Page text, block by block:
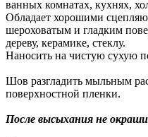
ванных комнатах, кухнях,
Обладает хорошими
шероховатым и гладким
дереву, керамике, стеклу.
Наносить на чистую сухую
Шов разгладить мыльным
поверхностной пленки.
После высыхания не